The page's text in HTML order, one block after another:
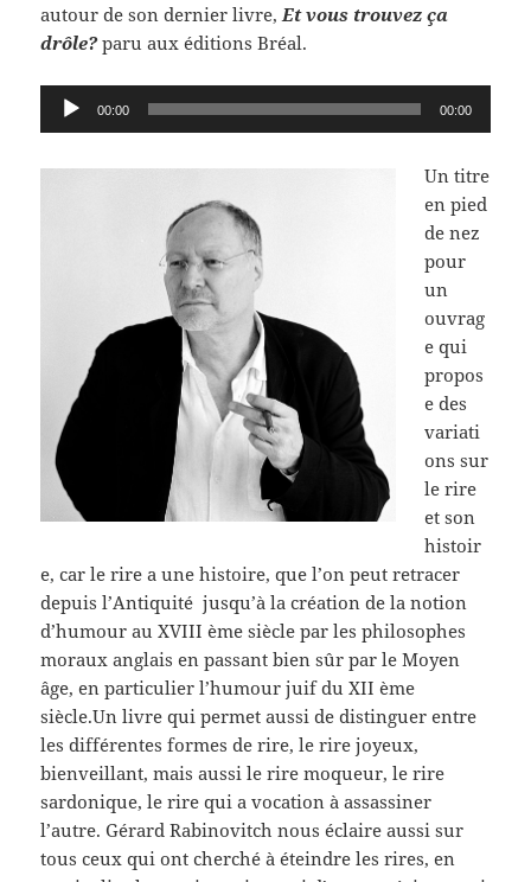
autour de son dernier livre, Et vous trouvez ça
drôle?paru aux éditions Bréal.
Lecteur
audio
00:00 00:00
Un titre
en pied
de nez
pour
un
ouvrag
e qui
propos
e des
variati
ons sur
le rire
et son
histoir
e, car le rire a une histoire, que l’on peut retracer
depuis l’Antiquité jusqu’à la création de la notion
d’humour au XVIII ème siècle par les philosophes
moraux anglais en passant bien sûr par le Moyen
âge, en particulier l’humour juif du XII ème
siècle.Un livre qui permet aussi de distinguer entre
les différentes formes de rire, le rire joyeux,
bienveillant, mais aussi le rire moqueur, le rire
sardonique, le rire qui a vocation à assassiner
l’autre. Gérard Rabinovitch nous éclaire aussi sur
tous ceux qui ont cherché à éteindre les rires, en